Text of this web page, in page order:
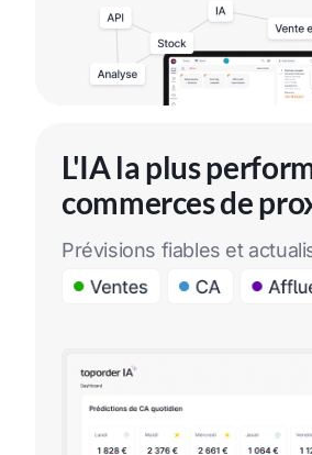
L'IA la plus
commerces de
Prévisions fiables et